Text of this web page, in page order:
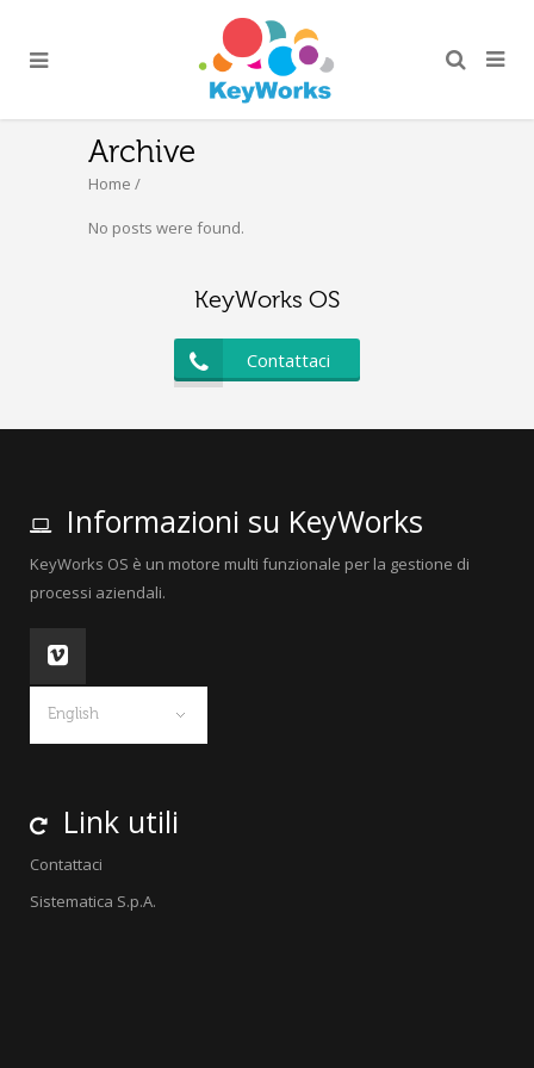
Archive
Home /
No posts were found.
KeyWorks OS
Contattaci
Informazioni su KeyWorks
KeyWorks OS è un motore multi funzionale per la gestione di
processi aziendali.
English
Link utili
Contattaci
Sistematica S.p.A.